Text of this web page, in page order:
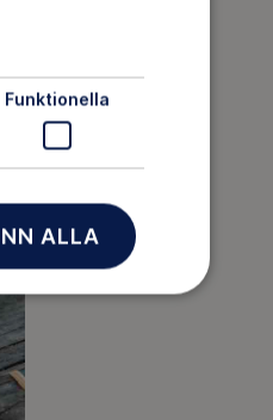
Funktionella
ALLA